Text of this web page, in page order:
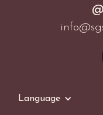
Language